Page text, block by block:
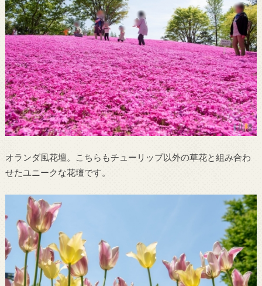
オランダ風花壇。こちらもチューリップ以外の草花と組み合わ
せたユニークな花壇です。